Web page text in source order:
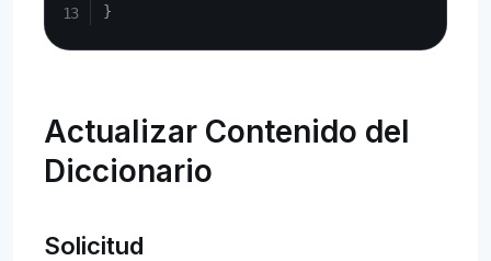
}
Actualizar Contenido del
Diccionario
Solicitud